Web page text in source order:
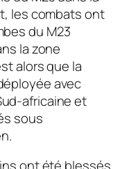
les combats ont
du M23
la zone
alors que la
avec
africaine et
sous